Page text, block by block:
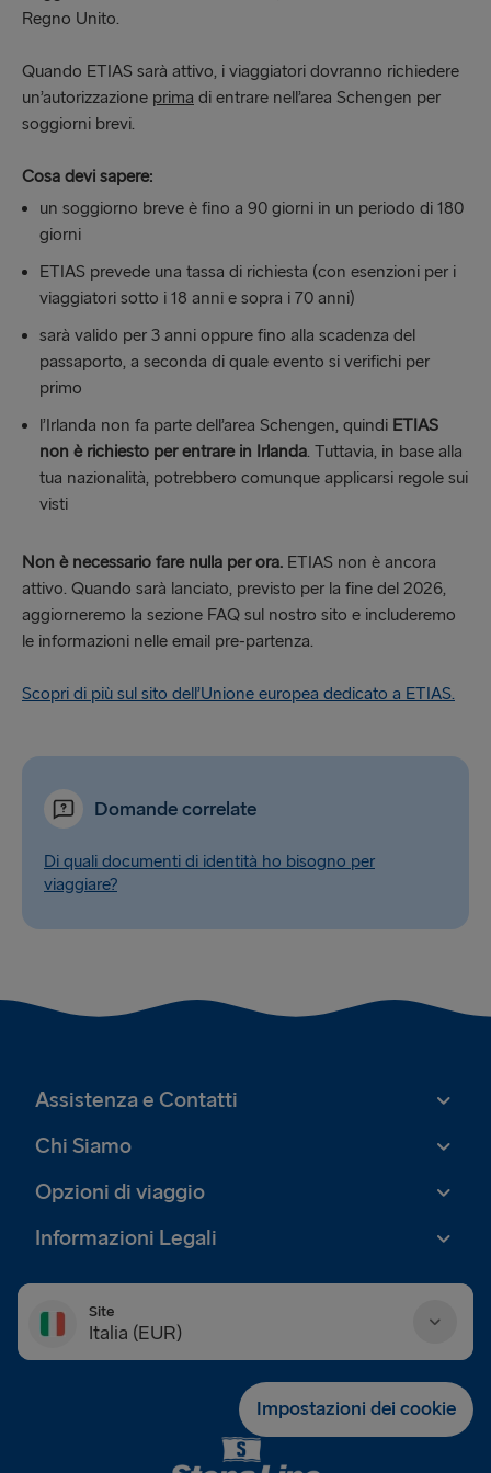
Regno Unito.
Quando ETIAS sarà attivo, i viaggiatori dovranno richiedere
un’autorizzazione prima di entrare nell’area Schengen per
soggiorni brevi.
Cosa devi sapere:
un soggiorno breve è fino a 90 giorni in un periodo di 180
giorni
ETIAS prevede una tassa di richiesta (con esenzioni per i
viaggiatori sotto i 18 anni e sopra i 70 anni)
sarà valido per 3 anni oppure fino alla scadenza del
passaporto, a seconda di quale evento si verifichi per
primo
l’Irlanda non fa parte dell’area Schengen, quindi ETIAS
non è richiesto per entrare in Irlanda. Tuttavia, in base alla
tua nazionalità, potrebbero comunque applicarsi regole sui
visti
Non è necessario fare nulla per ora. ETIAS non è ancora
attivo. Quando sarà lanciato, previsto per la fine del 2026,
aggiorneremo la sezione FAQ sul nostro sito e includeremo
le informazioni nelle email pre-partenza.
Scopri di più sul sito dell’Unione europea dedicato a ETIAS.
Domande correlate
Di quali documenti di identità ho bisogno per
viaggiare?
Assistenza e Contatti
Chi Siamo
Opzioni di viaggio
Informazioni Legali
Site
Italia (EUR)
Impostazioni dei cookie